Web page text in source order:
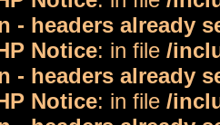
- headers already
Notice: in file /
- headers already
Notice: in file /